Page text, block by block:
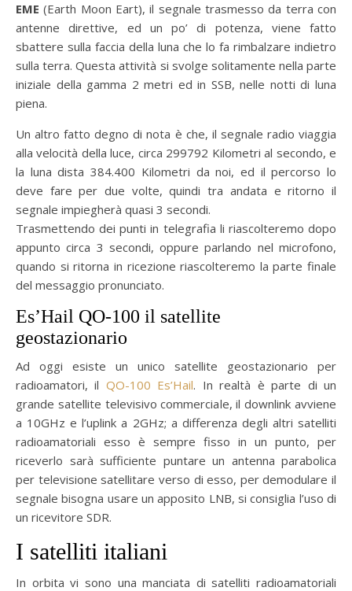
EME (Earth Moon Eart), il segnale trasmesso da terra con
antenne direttive, ed un po’ di potenza, viene fatto
sbattere sulla faccia della luna che lo fa rimbalzare indietro
sulla terra. Questa attività si svolge solitamente nella parte
iniziale della gamma 2 metri ed in SSB, nelle notti di luna
piena.
Un altro fatto degno di nota è che, il segnale radio viaggia
alla velocità della luce, circa 299792 Kilometri al secondo, e
la luna dista 384.400 Kilometri da noi, ed il percorso lo
deve fare per due volte, quindi tra andata e ritorno il
segnale impiegherà quasi 3 secondi.
Trasmettendo dei punti in telegrafia li riascolteremo dopo
appunto circa 3 secondi, oppure parlando nel microfono,
quando si ritorna in ricezione riascolteremo la parte finale
del messaggio pronunciato.
Es’Hail QO-100 il satellite
geostazionario
Ad oggi esiste un unico satellite geostazionario per
radioamatori, il QO-100 Es’Hail. In realtà è parte di un
grande satellite televisivo commerciale, il downlink avviene
a 10GHz e l’uplink a 2GHz; a differenza degli altri satelliti
radioamatoriali esso è sempre fisso in un punto, per
riceverlo sarà sufficiente puntare un antenna parabolica
per televisione satellitare verso di esso, per demodulare il
segnale bisogna usare un apposito LNB, si consiglia l’uso di
un ricevitore SDR.
I satelliti italiani
In orbita vi sono una manciata di satelliti radioamatoriali